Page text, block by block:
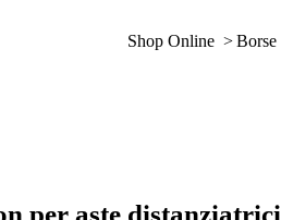
Tu sei qui:
Shop Online Borse